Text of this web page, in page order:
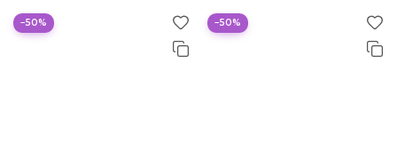
−50% −50%